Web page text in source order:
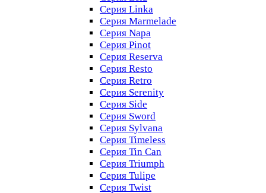
Серия Linka
Серия Marmelade
Серия Napa
Серия Pinot
Серия Reserva
Серия Resto
Серия Retro
Серия Serenity
Серия Side
Серия Sword
Серия Sуlvana
Серия Timeless
Серия Tin Can
Серия Triumph
Серия Tulipe
Серия Twist